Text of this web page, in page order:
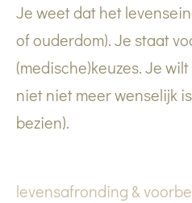
Je weet dat het
of ouderdom). Je staat
(medische)keuzes. Je
niet niet meer wenselijk
bezien).
levensafronding &